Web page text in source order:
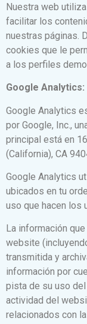
Nuestra web
facilitar los
nuestras páginas.
cookies que le
a los perfiles
Google Analytics:
Google Analytics
por Google, Inc.,
principal está en
(California), CA
Google Analytics
ubicados en tu
uso que hacen los
La información
website
transmitida y
información por
pista de su uso
actividad del
relacionados con